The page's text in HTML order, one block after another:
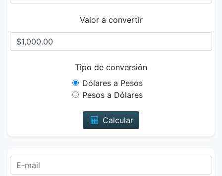
Valor a convertir
Tipo de conversión
Dólares a Pesos
Pesos a Dólares
Calcular